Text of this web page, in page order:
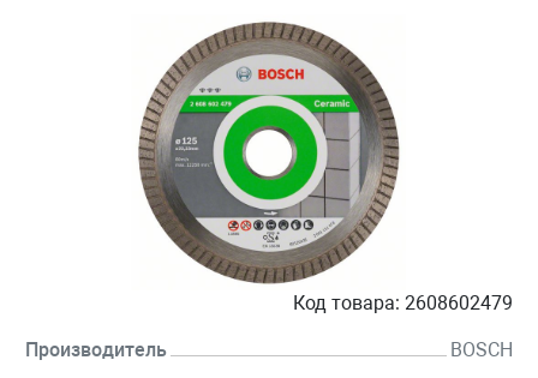
Код товара: 2608602479
Производитель BOSCH